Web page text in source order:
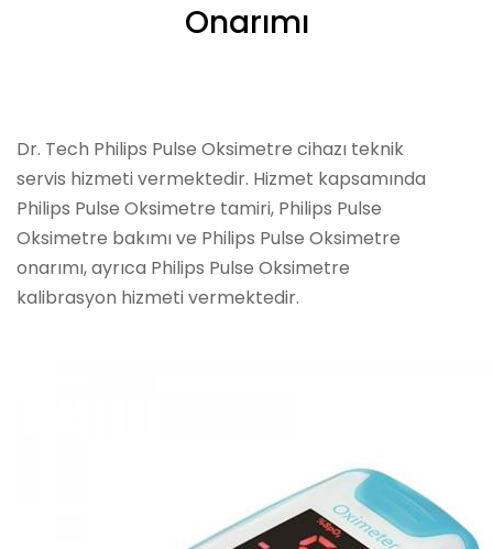
Onarımı
Dr. Tech Philips Pulse Oksimetre cihazı teknik
servis hizmeti vermektedir. Hizmet kapsamında
Philips Pulse Oksimetre tamiri, Philips Pulse
Oksimetre bakımı ve Philips Pulse Oksimetre
onarımı, ayrıca Philips Pulse Oksimetre
kalibrasyon hizmeti vermektedir.